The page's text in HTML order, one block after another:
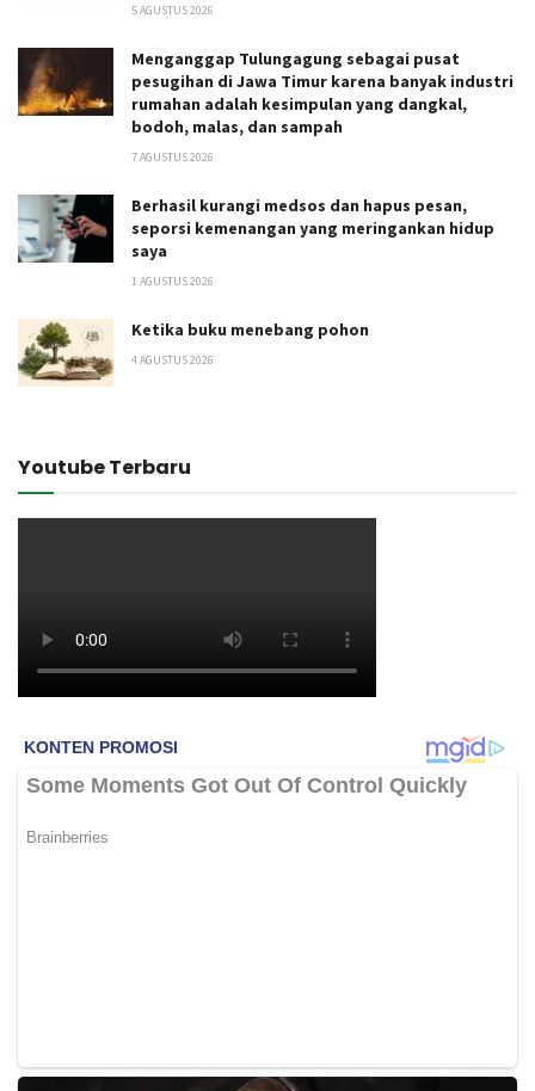
5 AGUSTUS 2026
Menganggap Tulungagung sebagai pusat
pesugihan di Jawa Timur karena banyak industri
rumahan adalah kesimpulan yang dangkal,
bodoh, malas, dan sampah
7 AGUSTUS 2026
Berhasil kurangi medsos dan hapus pesan,
seporsi kemenangan yang meringankan hidup
saya
1 AGUSTUS 2026
Ketika buku menebang pohon
4 AGUSTUS 2026
Youtube Terbaru